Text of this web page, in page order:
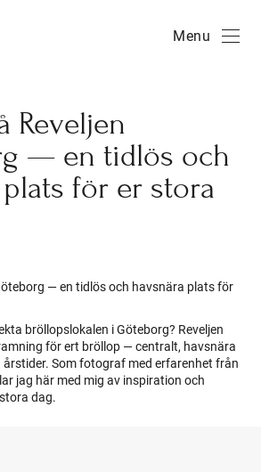
Menu
Reveljen
— en tidlös och
för er stora
— en tidlös och havsnära plats för
bröllopslokalen i Göteborg? Reveljen
för ert bröllop — centralt, havsnära
årstider. Som fotograf med erfarenhet från
jag här med mig av inspiration och
dag.